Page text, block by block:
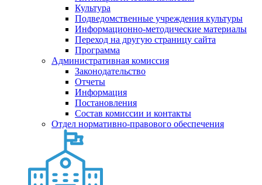
Культура
Подведомственные учреждения культуры
Информационно-методические материалы
Переход на другую страницу сайта
Программа
Административная комиссия
Законодательство
Отчеты
Информация
Постановления
Состав комиссии и контакты
Отдел нормативно-правового обеспечения